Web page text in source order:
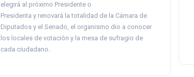
elegirá al próximo Presidente o
Presidenta y renovará la totalidad de la Cámara de
Diputados y el Senado, el organismo dio a conocer
los locales de votación y la mesa de sufragio de
cada ciudadano.